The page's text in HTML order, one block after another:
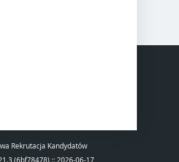
Rekrutacja Kandydatów
(6bf78478) :: 2026-06-17